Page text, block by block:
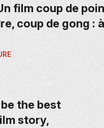
film coup de
coup de gong :
the best
story,